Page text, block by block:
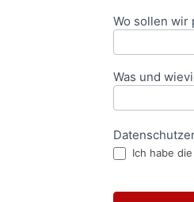
Wo sollen wir
Was und
Ich habe